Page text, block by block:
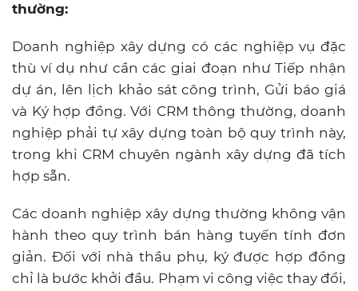
thường:
Doanh nghiệp xây dựng có các nghiệp vụ đặc
thù ví dụ như cần các giai đoạn như Tiếp nhận
dự án, lên lịch khảo sát công trình, Gửi báo giá
và Ký hợp đồng. Với CRM thông thường, doanh
nghiệp phải tự xây dựng toàn bộ quy trình này,
trong khi CRM chuyên ngành xây dựng đã tích
hợp sẵn.
Các doanh nghiệp xây dựng thường không vận
hành theo quy trình bán hàng tuyến tính đơn
giản. Đối với nhà thầu phụ, ký được hợp đồng
chỉ là bước khởi đầu. Phạm vi công việc thay đổi,